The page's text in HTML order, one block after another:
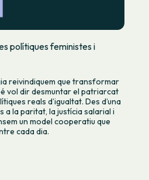
polítiques feministes i
reivindiquem que transformar
vol dir desmuntar el patriarcat
reals d’igualtat. Des d’una
la paritat, la justícia salarial i
un model cooperatiu que
cada dia.